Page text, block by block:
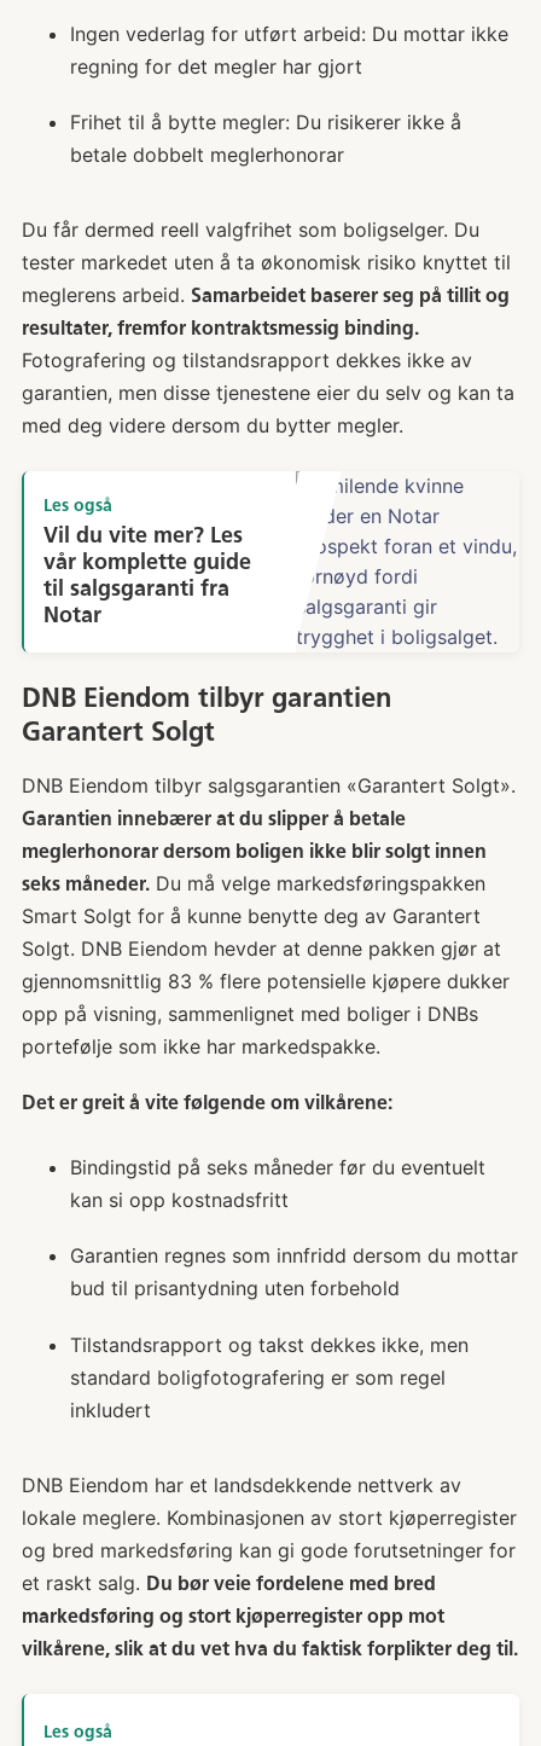
Ingen vederlag for utført arbeid: Du mottar ikke
regning for det megler har gjort
Frihet til å bytte megler: Du risikerer ikke å
betale dobbelt meglerhonorar
Du får dermed reell valgfrihet som boligselger. Du
tester markedet uten å ta økonomisk risiko knyttet til
meglerens arbeid. Samarbeidet baserer seg på tillit og
resultater, fremfor kontraktsmessig binding.
Fotografering og tilstandsrapport dekkes ikke av
garantien, men disse tjenestene eier du selv og kan ta
med deg videre dersom du bytter megler.
Les også
Vil du vite mer? Les
vår komplette guide
til salgsgaranti fra
Notar
DNB Eiendom tilbyr garantien
Garantert Solgt
DNB Eiendom tilbyr salgsgarantien «Garantert Solgt».
Garantien innebærer at du slipper å betale
meglerhonorar dersom boligen ikke blir solgt innen
seks måneder.Du må velge markedsføringspakken
Smart Solgt for å kunne benytte deg av Garantert
Solgt. DNB Eiendom hevder at denne pakken gjør at
gjennomsnittlig 83 % flere potensielle kjøpere dukker
opp på visning, sammenlignet med boliger i DNBs
portefølje som ikke har markedspakke.
Det er greit å vite følgende om vilkårene:
Bindingstid på seks måneder før du eventuelt
kan si opp kostnadsfritt
Garantien regnes som innfridd dersom du mottar
bud til prisantydning uten forbehold
Tilstandsrapport og takst dekkes ikke, men
standard boligfotografering er som regel
inkludert
DNB Eiendom har et landsdekkende nettverk av
lokale meglere. Kombinasjonen av stort kjøperregister
og bred markedsføring kan gi gode forutsetninger for
et raskt salg. Du bør veie fordelene med bred
markedsføring og stort kjøperregister opp mot
vilkårene, slik at du vet hva du faktisk forplikter deg til.
Les også